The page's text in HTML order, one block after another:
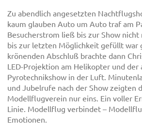
Zu abendlich angesetzten
kaum glauben Auto um Auto traf am
Besucherstrom ließ bis zur Show nicht
bis zur letzten Möglichkeit gefüllt war
krönenden Abschluß brachte dann
LED-Projektion am Helikopter und der
Pyrotechnikshow in der Luft.
und Jubelrufe nach der Show zeigten
Modellflugverein nur eins. Ein voller
Linie. Modellflug verbindet –
Emotionen.